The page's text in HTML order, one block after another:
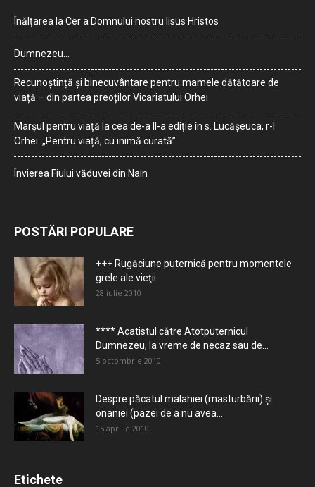
Înălțarea la Cer a Domnului nostru Iisus Hristos
Dumnezeu…
Recunoștință și binecuvântare pentru mamele dătătoare de
viață – din partea preoților Vicariatului Orhei
Marșul pentru viață la cea de-a II-a ediție în s. Lucășeuca, r-l
Orhei: „Pentru viață, cu inimă curată”
Învierea Fiului văduvei din Nain
POSTĂRI POPULARE
+++ Rugăciune puternică pentru momentele
grele ale vieţii
28 iulie 2010
**** Acatistul către Atotputernicul
Dumnezeu, la vreme de necaz sau de...
5 octombrie 2010
Despre păcatul malahiei (masturbării) şi
onaniei (pazei de a nu avea...
15 aprilie 2010
Etichete